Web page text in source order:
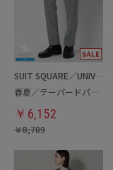
SUIT SQUARE／UNIVERSAL LANGUAGE
春夏／テーパードパンツ
￥ 6,152
￥8,789